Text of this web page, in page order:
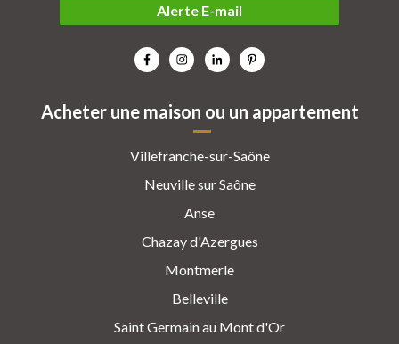
Acheter une maison ou un appartement
Villefranche-sur-Saône
Neuville sur Saône
Anse
Chazay d'Azergues
Montmerle
Belleville
Saint Germain au Mont d'Or
Alerte E-mail